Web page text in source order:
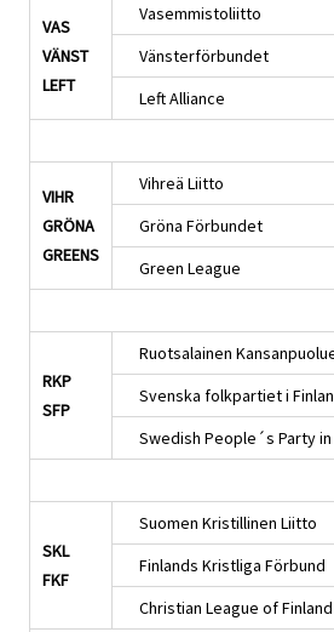
VAS
VÄNST
LEFT
Vasemmistoliitto
Vänsterförbundet
Left Alliance
VIHR
GRÖNA
GREENS
Vihreä Liitto
Gröna Förbundet
Green League
RKP
SFP
Ruotsalainen
Svenska folkpartiet i
Swedish People´s Party in
SKL
FKF
Suomen Kristillinen Liitto
Finlands Kristliga Förbund
Christian League of Finland